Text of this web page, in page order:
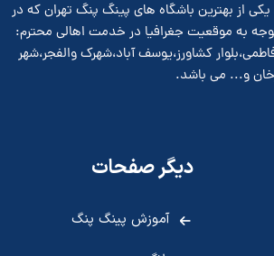
از بهترین باشگاه های پینگ پنگ تهران که در
به موقعیت جغرافیا در خدمت اهالی محترم:
کشاورز،یوسف آباد،شهرک والفجر،شهر
و... می باشد.
دیگر صفحات
آموزش پینگ پنگ